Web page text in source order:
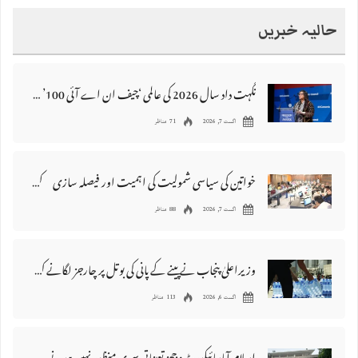
حالیہ خبریں
نگہت داد سال 2026 کی عالمی ‘چیف ان اے آئی 100’ فہرست میں شامل
اگست 7, 2026 71 مناظر
خواتین کی سیاسی شمولیت کی اہمیت اور فیصلہ سازی کے عمل میں فعال کردار
اگست 7, 2026 88 مناظر
وزیراعلیٰ پنجاب نے پینے کے پانی کی بوتل پر چارجز لگانے کی تجویز مستر دکر دی
اگست 6, 2026 113 مناظر